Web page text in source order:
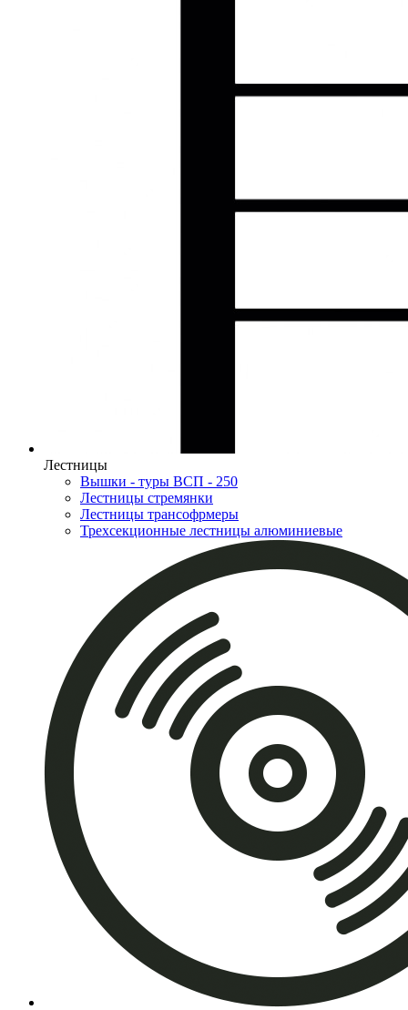
Лестницы
Вышки - туры ВСП - 250
Лестницы стремянки
Лестницы трансофрмеры
Трехсекционные лестницы алюминиевые